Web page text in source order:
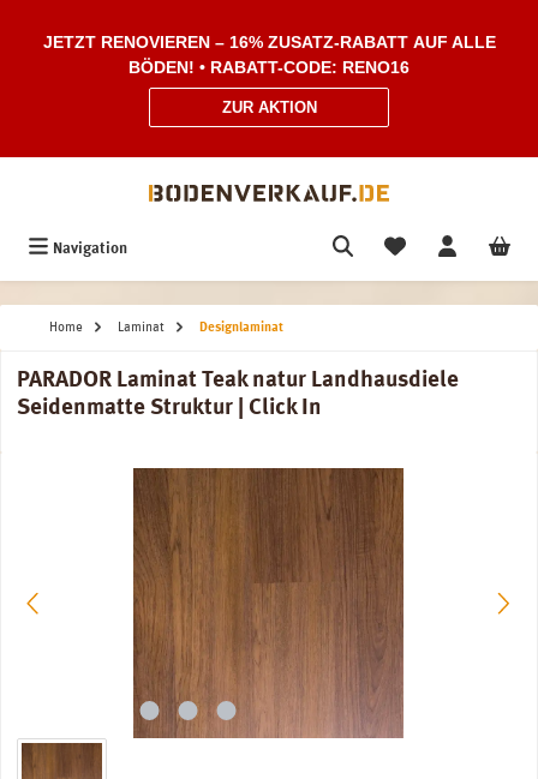
JETZT RENOVIEREN – 16% ZUSATZ-RABATT AUF ALLE
BÖDEN! • RABATT-CODE: RENO16
ZUR AKTION
Navigation
Home Laminat Designlaminat
PARADOR Laminat Teak natur Landhausdiele
Seidenmatte Struktur | Click In
Bildergalerie überspringen